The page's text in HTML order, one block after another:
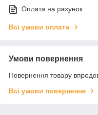
Оплата на рахунок
Всі умови оплати
Умови повернення
Повернення товару
Всі умови повернення